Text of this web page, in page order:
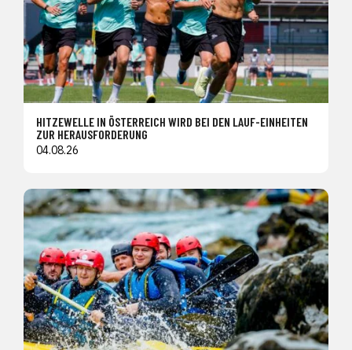
HITZEWELLE IN ÖSTERREICH WIRD BEI DEN LAUF-EINHEITEN
ZUR HERAUSFORDERUNG
04.08.26